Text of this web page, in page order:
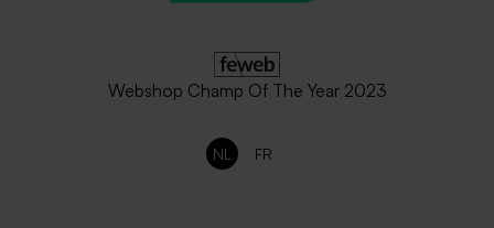
Webshop Champ Of The Year 2023
NL FR